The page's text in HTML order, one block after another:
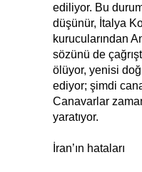
ediliyor. Bu
düşünür, İtalya
kurucularından
sözünü de
ölüyor, yenisi
ediyor; şimdi
Canavarlar
yaratıyor.
İran’ın hataları